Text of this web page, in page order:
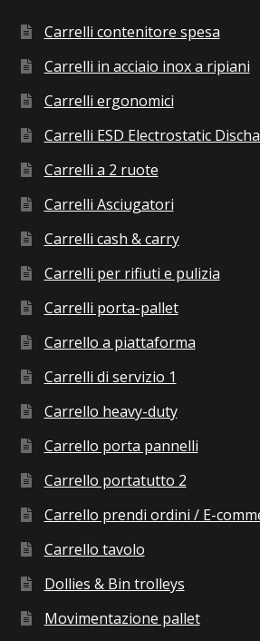
Carrelli contenitore spesa
Carrelli in acciaio inox a ripiani
Carrelli ergonomici
Carrelli ESD Electrostatic
Carrelli a 2 ruote
Carrelli Asciugatori
Carrelli cash & carry
Carrelli per rifiuti e pulizia
Carrelli porta-pallet
Carrello a piattaforma
Carrelli di servizio 1
Carrello heavy-duty
Carrello porta pannelli
Carrello portatutto 2
Carrello prendi ordini / E-
Carrello tavolo
Dollies & Bin trolleys
Movimentazione pallet